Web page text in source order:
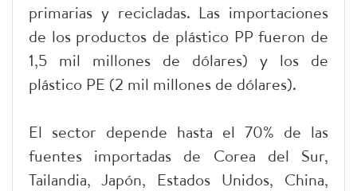
primarias y recicladas. Las importaciones
de los productos de plástico PP fueron de
1,5 mil millones de dólares) y los de
plástico PE (2 mil millones de dólares).
El sector depende hasta el 70% de las
fuentes importadas de Corea del Sur,
Tailandia, Japón, Estados Unidos, China,